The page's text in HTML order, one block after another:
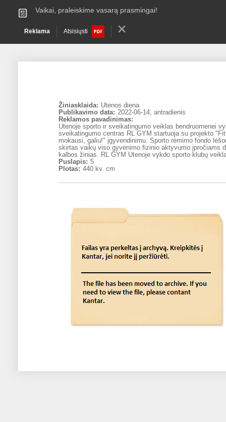
Vaikai, praleiskime vasarą prasmingai!
Reklama Atsisiųsti
Žiniasklaida: Utenos diena
Publikavimo data: 2022-06-14, antradienis
Reklamos pavadinimas:
Utenoje sporto ir sveikatingumo veiklas bendruomenei
sveikatingumo centras RL GYM startuoja su projekto
mokausi, galiu!" įgyvendinimu. Sporto rėmimo fondo
skirtas vaikų viso gyvenimo fizinio aktyvumo įpročiams
kalbos žinias. RL GYM Utenoje vykdo sporto klubų
Puslapis: 5
Plotas: 440 kv. cm